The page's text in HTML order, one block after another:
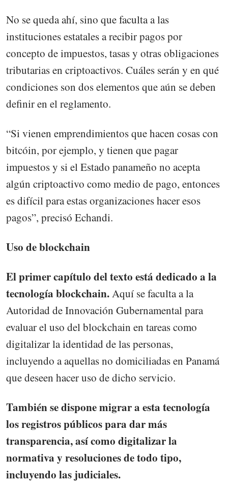
No se queda ahí, sino que faculta a las
instituciones estatales a recibir pagos por
concepto de impuestos, tasas y otras obligaciones
tributarias en criptoactivos. Cuáles serán y en qué
condiciones son dos elementos que aún se deben
definir en el reglamento.
“Si vienen emprendimientos que hacen cosas con
bitcóin, por ejemplo, y tienen que pagar
impuestos y si el Estado panameño no acepta
algún criptoactivo como medio de pago, entonces
es difícil para estas organizaciones hacer esos
pagos”, precisó Echandi.
Uso de blockchain
El primer capítulo del texto está dedicado a la
tecnología blockchain.Aquí se faculta a la
Autoridad de Innovación Gubernamental para
evaluar el uso del blockchain en tareas como
digitalizar la identidad de las personas,
incluyendo a aquellas no domiciliadas en Panamá
que deseen hacer uso de dicho servicio.
También se dispone migrar a esta tecnología
los registros públicos para dar más
transparencia, así como digitalizar la
normativa y resoluciones de todo tipo,
incluyendo las judiciales.